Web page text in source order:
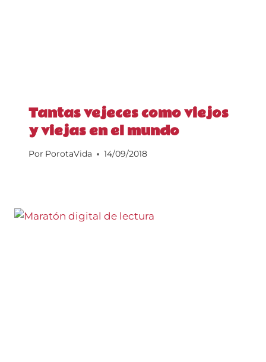
Tantas vejeces como viejos
y viejas en el mundo
Por PorotaVida 14/09/2018